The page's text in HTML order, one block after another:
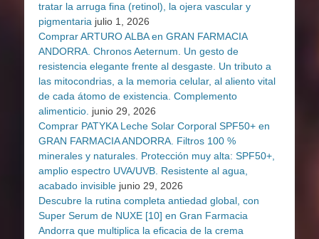
tratar la arruga fina (retinol), la ojera vascular y
pigmentaria julio 1, 2026
Comprar ARTURO ALBA en GRAN FARMACIA
ANDORRA. Chronos Aeternum. Un gesto de
resistencia elegante frente al desgaste. Un tributo a
las mitocondrias, a la memoria celular, al aliento vital
de cada átomo de existencia. Complemento
alimenticio. junio 29, 2026
Comprar PATYKA Leche Solar Corporal SPF50+ en
GRAN FARMACIA ANDORRA. Filtros 100 %
minerales y naturales. Protección muy alta: SPF50+,
amplio espectro UVA/UVB. Resistente al agua,
acabado invisible junio 29, 2026
Descubre la rutina completa antiedad global, con
Super Serum de NUXE [10] en Gran Farmacia
Andorra que multiplica la eficacia de la crema